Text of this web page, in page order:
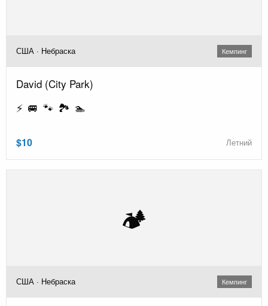
США · Небраска Кемпинг
David (City Park)
⚡ 🚐 🐾 🏞️ 🏊
$10 Летний
🏕️
США · Небраска Кемпинг